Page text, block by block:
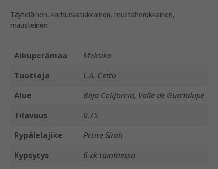
Täyteläinen, karhunvatukkainen, mustaherukkainen,
mausteinen
Alkuperämaa
Meksiko
Tuottaja
L.A. Cetto
Alue
Baja California, Valle de Guadalupe
Tilavuus
0.75
Rypälelajike
Petite Sirah
Kypsytys
6 kk tammessa